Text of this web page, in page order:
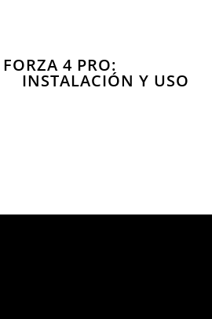
FORZA 4 PRO:
INSTALACIÓN Y USO